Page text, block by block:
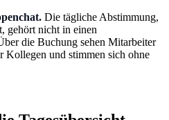
Die tägliche Abstimmung,
gehört nicht in einen
die Buchung sehen Mitarbeiter
Kollegen und stimmen sich ohne